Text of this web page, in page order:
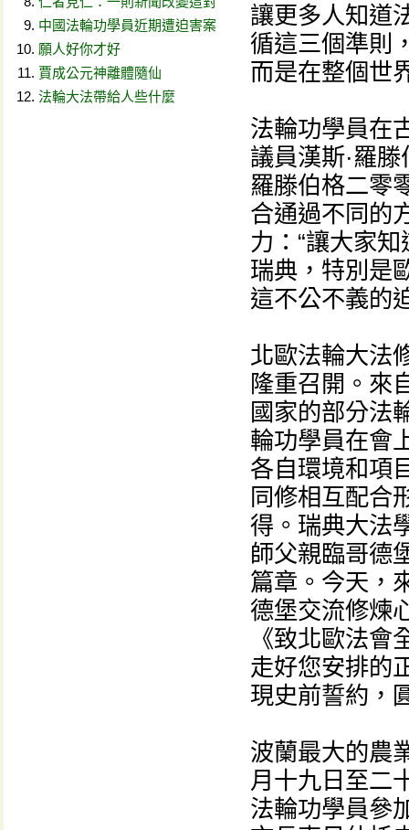
中國法輪功學員近期遭迫害案
願人好你才好
賈成公元神離體隨仙
法輪大法帶給人些什麼
讓更多人知道
循這三個準則
而是在整個世
法輪功學員在
議員漢斯·羅
羅滕伯格二零
合通過不同的
力：“讓大家
瑞典，特別是
這不公不義的
北歐法輪大法
隆重召開。來
國家的部分法
輪功學員在會
各自環境和項
同修相互配合
得。瑞典大法
師父親臨哥德
篇章。今天，
德堡交流修煉
《致北歐法會
走好您安排的
現史前誓約，
波蘭最大的農
月十九日至二
法輪功學員參